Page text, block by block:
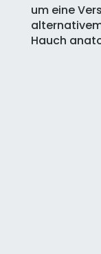
um eine
Hauch